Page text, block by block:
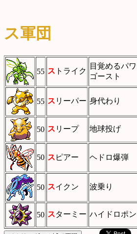
ス軍団
55 ス トライク
目覚めるパ
ゴースト
55 ス リーパー 身代わり
50 ス リープ 地球投げ
50 ス ピアー ヘドロ爆弾
50 スイクン 波乗り
50 スターミー ハイドロポ